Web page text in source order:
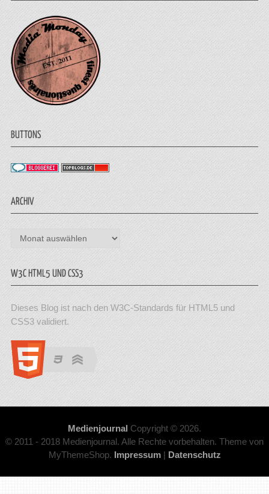
BUTTONS
ARCHIV
Archiv
W3C HTML5 UND CSS3
Dieses Blog ist nach den W3C-Standards für HTML5 und
CSS3 validiert.
Medienjournal Copyright © 2026.
© 2011 - 2018 Medienjournal. Alle Rechte vorbehalten. Theme von
MyThemeShop. Impressum| Datenschutz